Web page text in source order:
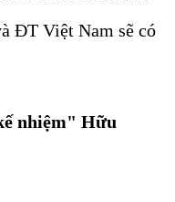
ĐT Việt Nam sẽ có
nhiệm" Hữu